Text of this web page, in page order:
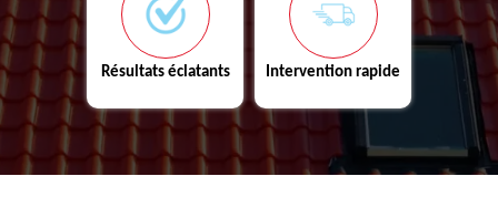
Résultats éclatants Intervention rapide